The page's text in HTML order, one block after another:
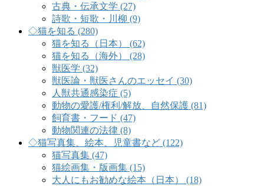
古典・伝承文学 (27)
詩歌・短歌・川柳 (9)
◇猫を知る (280)
猫を知る（日本） (62)
猫を知る（海外） (28)
獣医学 (32)
獣医論・獣医さんのエッセイ (30)
人獣共通感染症 (5)
動物の愛護/権利/解放、自然保護 (81)
飼育書・フード (47)
動物関連の法律 (8)
◇猫写真集、絵本、児童書など (122)
猫写真集 (47)
猫絵画集・版画集 (15)
大人にもお勧めな絵本（日本） (18)